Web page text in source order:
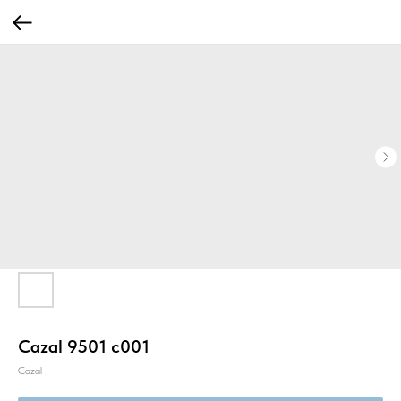
Сazal 9501 с001
Cazal